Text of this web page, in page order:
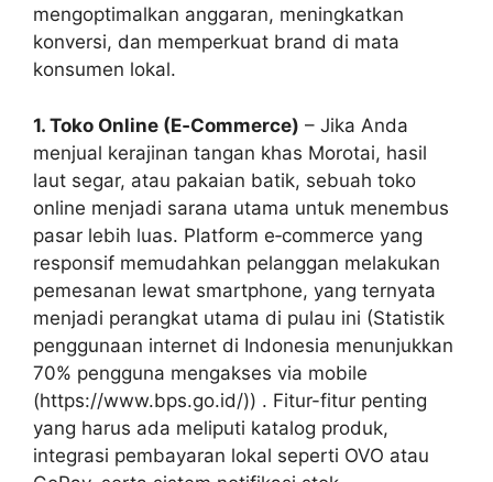
mengoptimalkan anggaran, meningkatkan
konversi, dan memperkuat brand di mata
konsumen lokal.
1. Toko Online (E‑Commerce) – Jika Anda
menjual kerajinan tangan khas Morotai, hasil
laut segar, atau pakaian batik, sebuah toko
online menjadi sarana utama untuk menembus
pasar lebih luas. Platform e‑commerce yang
responsif memudahkan pelanggan melakukan
pemesanan lewat smartphone, yang ternyata
menjadi perangkat utama di pulau ini (Statistik
penggunaan internet di Indonesia menunjukkan
70% pengguna mengakses via mobile
(https://www.bps.go.id/)) . Fitur-fitur penting
yang harus ada meliputi katalog produk,
integrasi pembayaran lokal seperti OVO atau